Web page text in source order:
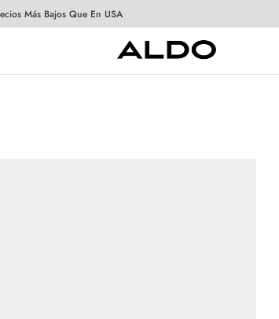
Más Bajos Que En USA